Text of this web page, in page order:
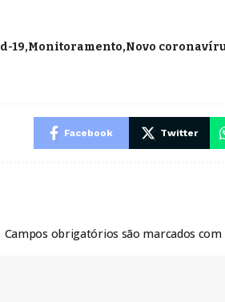
19 Monitoramento Novo
Facebook Twitter
Campos obrigatórios são marcados com